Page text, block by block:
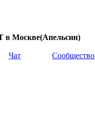
в Москве(Апельсин)
Чат Сообщество